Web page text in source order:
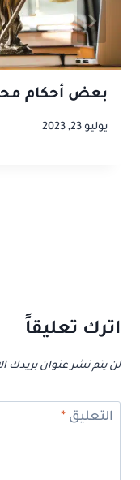
بعض أحكام
يوليو 23, 2023
اترك تعليقاً
لن يتم نشر عنوان بريدك
التعليق *